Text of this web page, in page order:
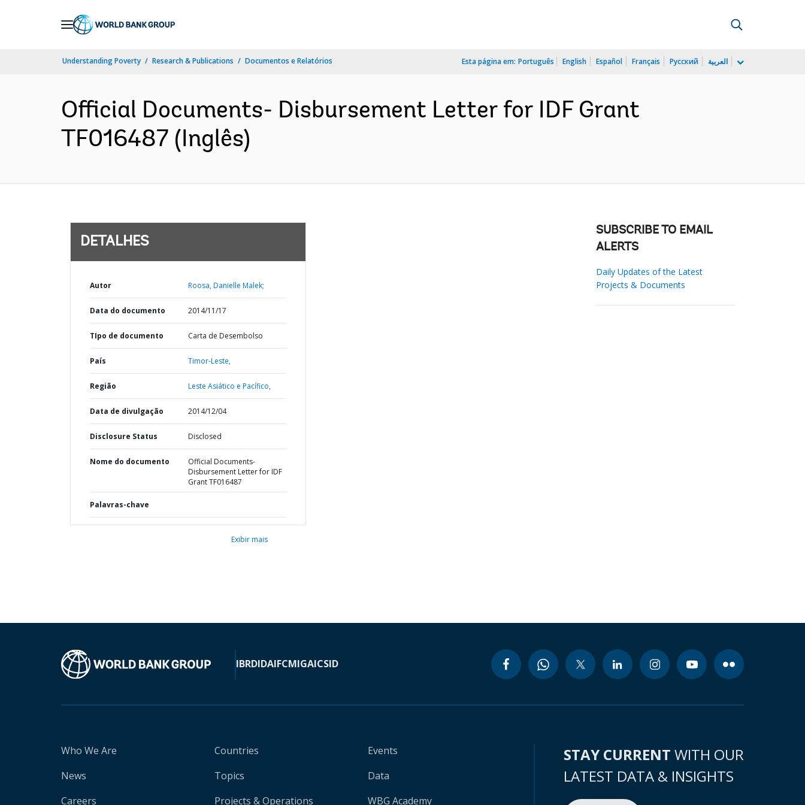
Understanding Poverty Research & Publications Documentos e Relatórios Esta página em: Português English Español Français Русский العربية
Official Documents- Disbursement Letter for IDF Grant
TF016487 (Inglês)
DETALHES
Autor Roosa, Danielle Malek;
Data do documento 2014/11/17
TIpo de documento Carta de Desembolso
País Timor-Leste,
Região Leste Asiático e Pacífico,
Data de divulgação 2014/12/04
Disclosure Status Disclosed
Nome do documento
Official Documents-
Disbursement Letter for IDF
Grant TF016487
Palavras-chave
Exibir mais
SUBSCRIBE TO EMAIL
ALERTS
Daily Updates of the Latest
Projects & Documents
IBRDIDAIFCMIGAICSID
Who We Are
News
Careers
Countries
Topics
Projects & Operations
Events
Data
WBG Academy
STAY CURRENT WITH OUR
LATEST DATA & INSIGHTS